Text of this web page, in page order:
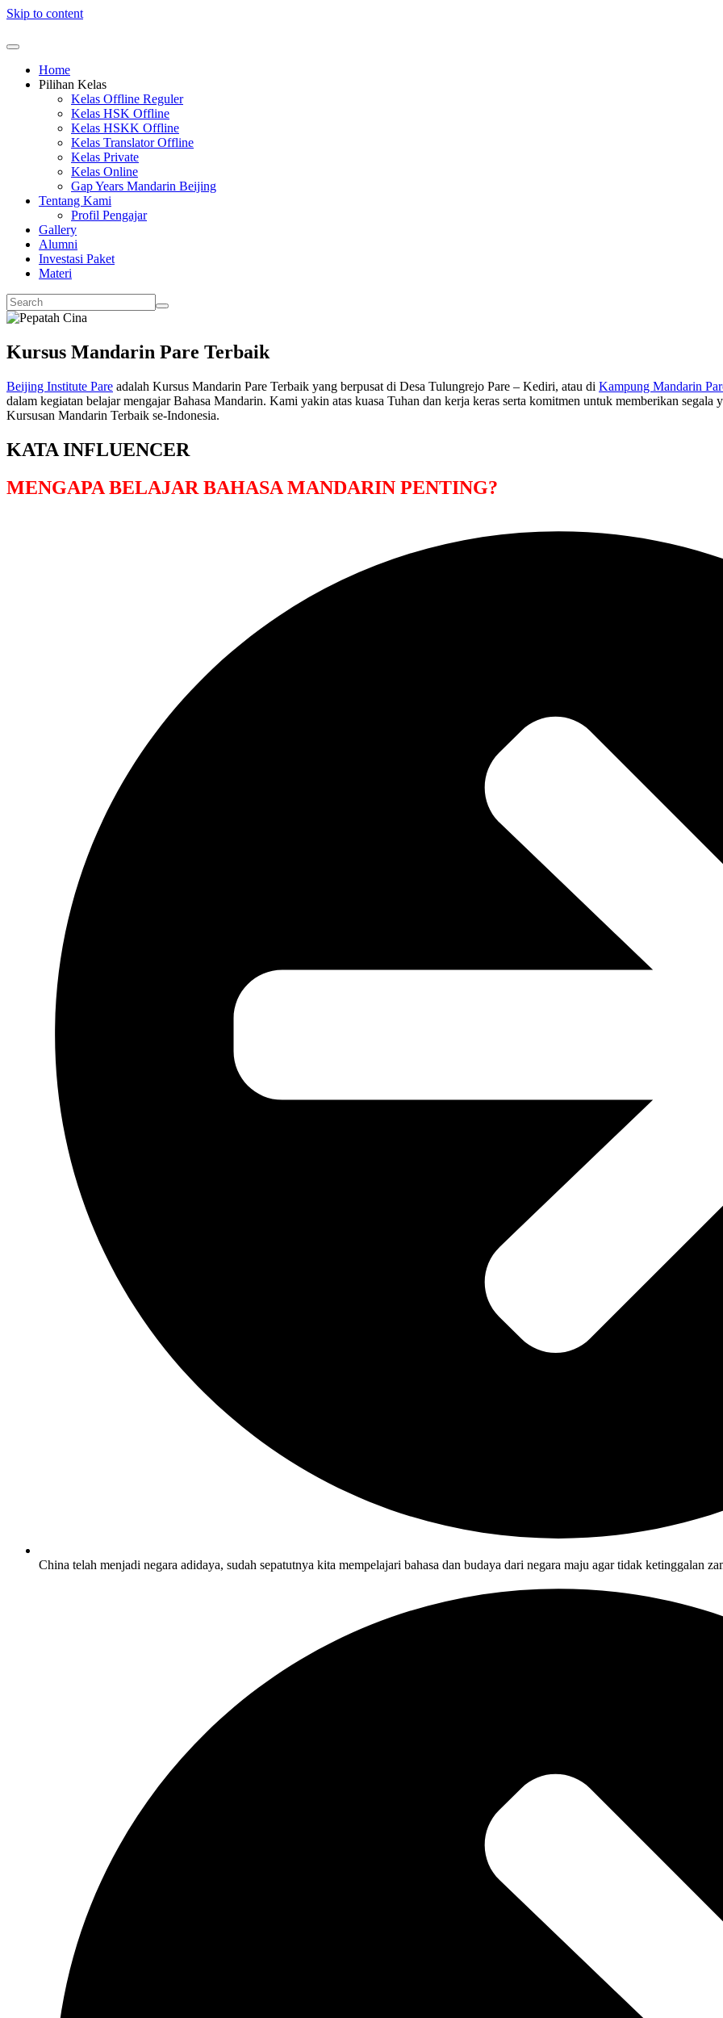
Skip to content
Home
Pilihan Kelas
Kelas Offline Reguler
Kelas HSK Offline
Kelas HSKK Offline
Kelas Translator Offline
Kelas Private
Kelas Online
Gap Years Mandarin Beijing
Tentang Kami
Profil Pengajar
Gallery
Alumni
Investasi Paket
Materi
Kursus Mandarin Pare Terbaik
Beijing Institute Pare adalah Kursus Mandarin Pare Terbaik yang berpusat di Desa Tulungrejo Pare – Kediri, atau di Kampung Mandarin
dalam kegiatan belajar mengajar Bahasa Mandarin. Kami yakin atas kuasa Tuhan dan kerja keras serta komitmen untuk memberikan
Kursusan Mandarin Terbaik se-Indonesia.
KATA INFLUENCER
MENGAPA BELAJAR BAHASA MANDARIN PENTING?
China telah menjadi negara adidaya, sudah sepatutnya kita mempelajari bahasa dan budaya dari negara maju agar tidak ketinggalan